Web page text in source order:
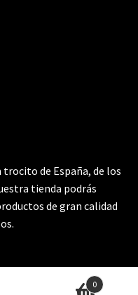
de España, de los
tienda podrás
de gran calidad
0